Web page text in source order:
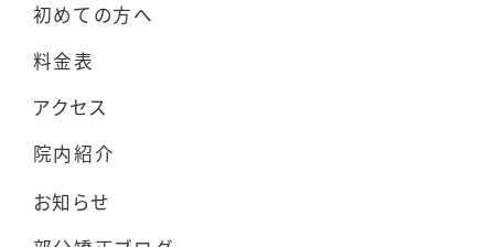
初めての方へ
料金表
アクセス
院内紹介
お知らせ